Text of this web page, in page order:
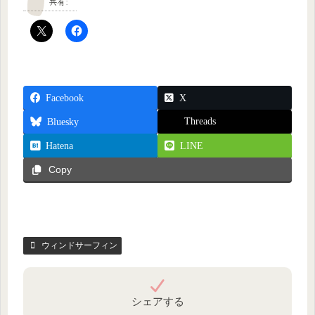
Facebook X
Bluesky Threads
Hatena LINE
Copy
ウィンドサーフィン
シェアする